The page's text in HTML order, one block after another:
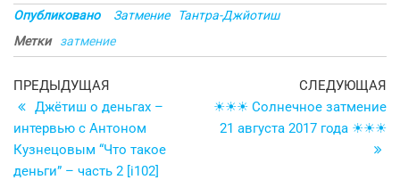
Опубликовано Затмение
Тантра-Джйотиш
Метки
затмение
Навигация
по
записям
Предыдущая
запись
ПРЕДЫДУЩАЯ
Джётиш о деньгах –
интервью с Антоном
Кузнецовым “Что такое
деньги” – часть 2 [i102]
СЛЕДУЮЩАЯ
☀☀☀ Солнечное затмение
21 августа 2017 года ☀☀☀